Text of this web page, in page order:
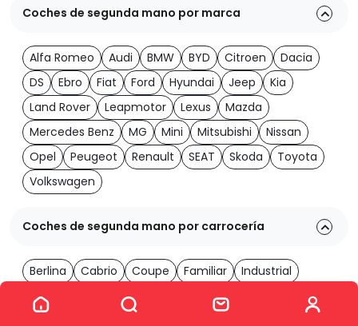
Ver los 2060 coches
Coches de segunda mano por marca
Alfa Romeo Audi BMW BYD Citroen
Dacia
DS
Ebro Fiat Ford Hyundai Jeep
Kia
Land Rover
Leapmotor Lexus
Mazda
Mercedes Benz
MG Mini Mitsubishi
Nissan
Opel
Peugeot Renault SEAT Skoda
Toyota
Volkswagen
Coches de segunda mano por carrocería
Berlina Cabrio Coupe Familiar
Industrial
Monovolumen
Todoterreno